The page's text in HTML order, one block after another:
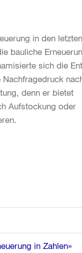
in den
bauliche
sich die
denn er bietet
Aufstockung oder
in Zahlen»